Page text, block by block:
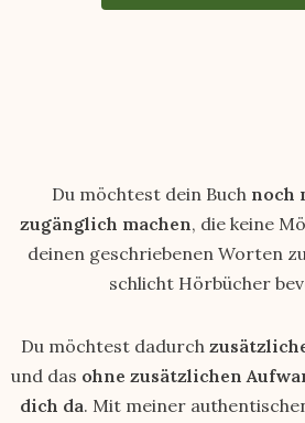
Du möchtest dein Buch noch
zugänglich machen, die keine
deinen geschriebenen Worten
schlicht Hörbücher
Du möchtest dadurch
und das ohne zusätzlichen
dich da. Mit meiner